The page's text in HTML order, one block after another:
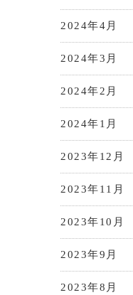
2024年4月
2024年3月
2024年2月
2024年1月
2023年12月
2023年11月
2023年10月
2023年9月
2023年8月